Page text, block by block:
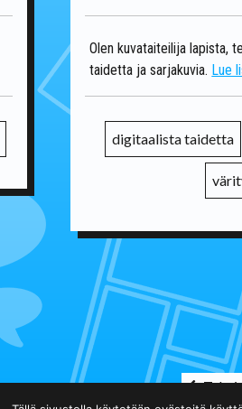
Olen kuvataiteilija lapista,
taidetta ja sarjakuvia. Lue
digitaalista taidetta